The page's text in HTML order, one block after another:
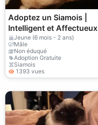
Adoptez un Siamois |
Intelligent et Affectueux
Jeune (6 mois - 2 ans)
Mâle
Non éduqué
Adoption Gratuite
Siamois
1393 vues